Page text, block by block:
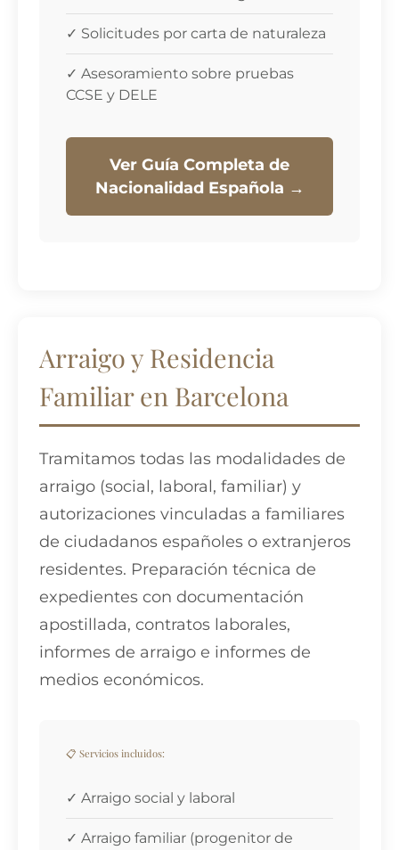
✓ Solicitudes por carta de naturaleza
✓ Asesoramiento sobre pruebas
CCSE y DELE
Ver Guía Completa de
Nacionalidad Española →
Arraigo y Residencia
Familiar en Barcelona
Tramitamos todas las modalidades de
arraigo (social, laboral, familiar) y
autorizaciones vinculadas a familiares
de ciudadanos españoles o extranjeros
residentes. Preparación técnica de
expedientes con documentación
apostillada, contratos laborales,
informes de arraigo e informes de
medios económicos.
📋 Servicios incluidos:
✓ Arraigo social y laboral
✓ Arraigo familiar (progenitor de
Viernes: 09:00h - 15:00h
Sábado y Domingo: Cerrado
Contacta
+34 693 11 10 87
📧 info@catala-reinon.es